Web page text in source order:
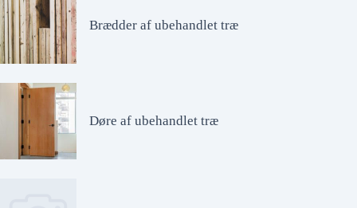
Brædder af ubehandlet træ
Døre af ubehandlet træ